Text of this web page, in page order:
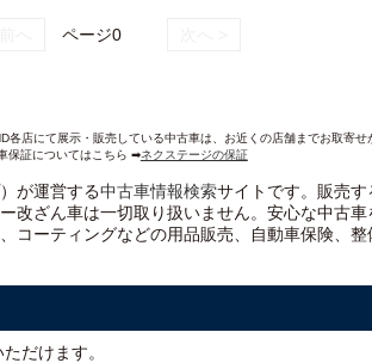
ページ0
店にて展示・販売している中古車は、お近くの店舗までお取寄せ
保証についてはこちら ➡ネクステージの保証
が運営する中古車情報検索サイトです。販売
改ざん車は一切取り扱いません。安心な中古車
コーティングなどの用品販売、自動車保険、
だけます。